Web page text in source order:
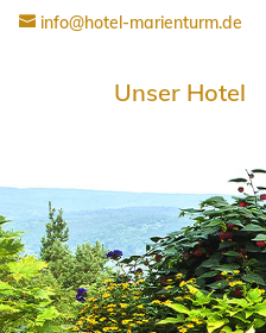
info@hotel-marienturm.de
Unser Hotel